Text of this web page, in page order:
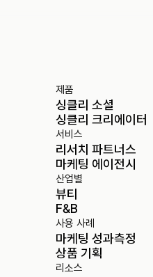
제품
싱클리 크리에이터
싱클리 소셜
산업별
뷰티
F&B
사용 사례
마케팅 성과측정
상품 기획
리소스
서비스
리서치 파트너스
마케팅 에이전시